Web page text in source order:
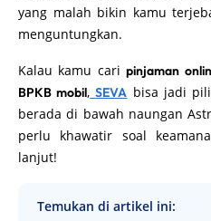
yang malah bikin kamu
menguntungkan.
Kalau kamu caripinjaman
BPKB mobil, SEVA bisa jadi
berada di bawah naungan
perlu khawatir soal
lanjut!
Temukan di artikel ini: